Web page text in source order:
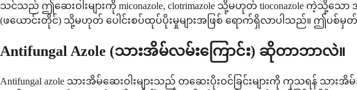
သင်သည် ဤဆေးဝါးများကို miconazole, clotrimazole သို့မဟုတ် tioconazole ကဲ့
(ဖယောင်းတိုင်) သို့မဟုတ် ပေါင်းစပ်ထုပ်ပိုးမှုများအဖြစ် ရောက်ရှိလာပါသည်။
Antifungal Azole (သားအိမ်လမ်းကြောင်း) ဆိုတာဘာလဲ။
Antifungal azole သားအိမ်ဆေးဝါးများသည် တဆေးပိုးဝင်ခြင်းများကို ကုသရန်